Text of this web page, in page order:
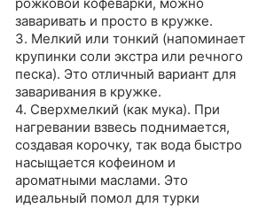
рожковой кофеварки, можно
заваривать и просто в кружке.
3. Мелкий или тонкий (напоминает
крупинки соли экстра или речного
песка). Это отличный вариант для
заваривания в кружке.
4. Сверхмелкий (как мука). При
нагревании взвесь поднимается,
создавая корочку, так вода быстро
насыщается кофеином и
ароматными маслами. Это
идеальный помол для турки